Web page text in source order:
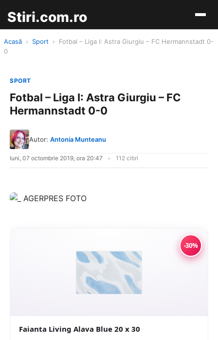
Stiri.com.ro
Acasă › Sport ›
Fotbal – Liga I: Astra Giurgiu – FC Hermannstadt 0-
0
SPORT
Fotbal – Liga I: Astra Giurgiu – FC
Hermannstadt 0-0
Autor: Antonia Munteanu
luni, 07 octombrie 2019, ora 20:47 112 citiri
-30%
Faianta Living Alava Blue 20 x 30